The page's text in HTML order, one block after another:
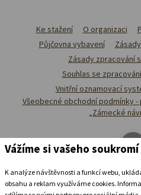
Ke stažení O organizaci
Půjčovna vybavení
Zásady zpracování
Souhlas se
Vnitřní oznamovací
Všeobecné obchodní podmínky
„Zámecké
Vážíme si vašeho soukromí
K analýze návštěvnosti a funkcí webu,
obsahu a reklam využíváme cookies.